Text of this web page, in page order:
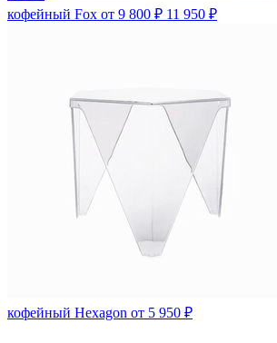
кофейный Fox от 9 800 ₽ 11 950 ₽
кофейный Hexagon от 5 950 ₽